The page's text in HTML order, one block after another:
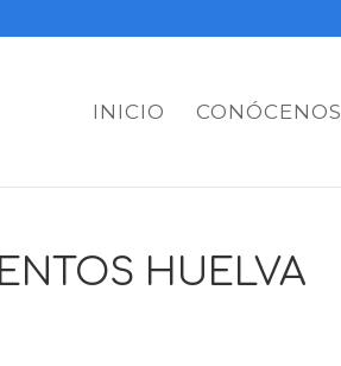
INICIO CONÓCENOS
HUELVA